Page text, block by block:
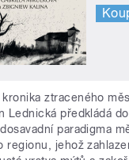
kronika ztraceného
Lednická předkládá
paradigma
regionu, jehož